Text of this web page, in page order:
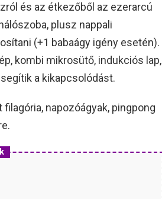
és az étkezőből az ezerarcú
plusz nappali
(+1 babaágy igény esetén).
kombi mikrosütő, indukciós lap,
a kikapcsolódást.
napozóágyak, pingpong